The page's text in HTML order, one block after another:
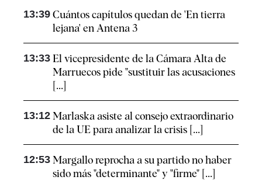
13:39 Cuántos capítulos quedan de 'En tierra
lejana' en Antena 3
13:33 El vicepresidente de la Cámara Alta de
Marruecos pide "sustituir las acusaciones
[...]
13:12 Marlaska asiste al consejo extraordinario
de la UE para analizar la crisis [...]
12:53 Margallo reprocha a su partido no haber
sido más "determinante" y "firme" [...]